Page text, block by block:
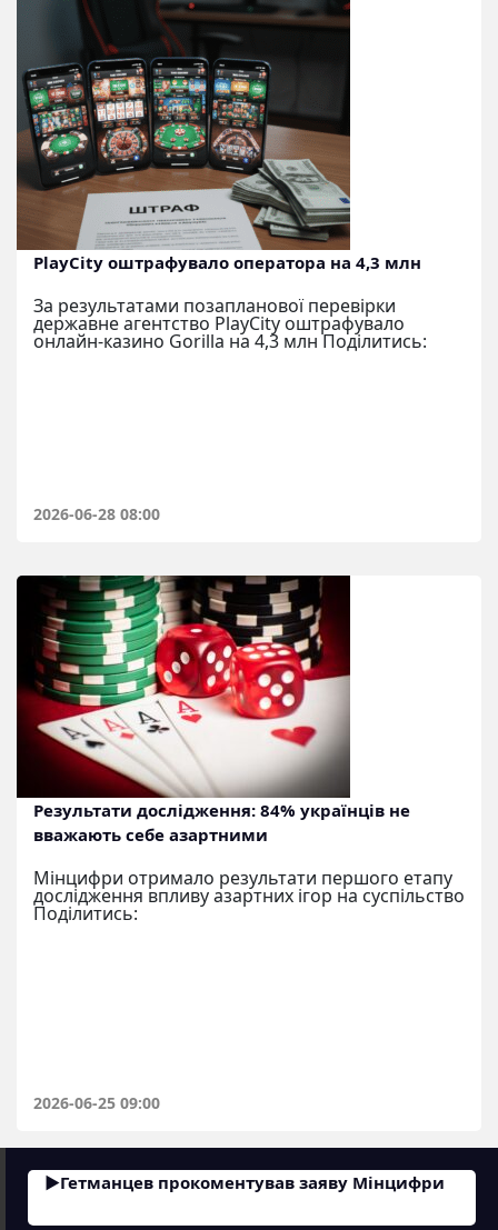
PlayCity оштрафувало оператора на 4,3 млн
За результатами позапланової перевірки
державне агентство PlayCity оштрафувало
онлайн-казино Gorilla на 4,3 млн Поділитись:
2026-06-28 08:00
Результати дослідження: 84% українців не
вважають себе азартними
Мінцифри отримало результати першого етапу
дослідження впливу азартних ігор на суспільство
Поділитись:
2026-06-25 09:00
Гетманцев прокоментував заяву Мінцифри